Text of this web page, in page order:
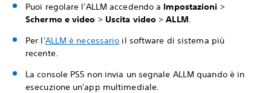
Puoi regolare l'ALLM accedendo a Impostazioni >
Schermo e video > Uscita video >ALLM.
Per l'ALLM è necessario il software di sistema più
recente.
La console PS5 non invia un segnale ALLM quando è in
esecuzione un'app multimediale.